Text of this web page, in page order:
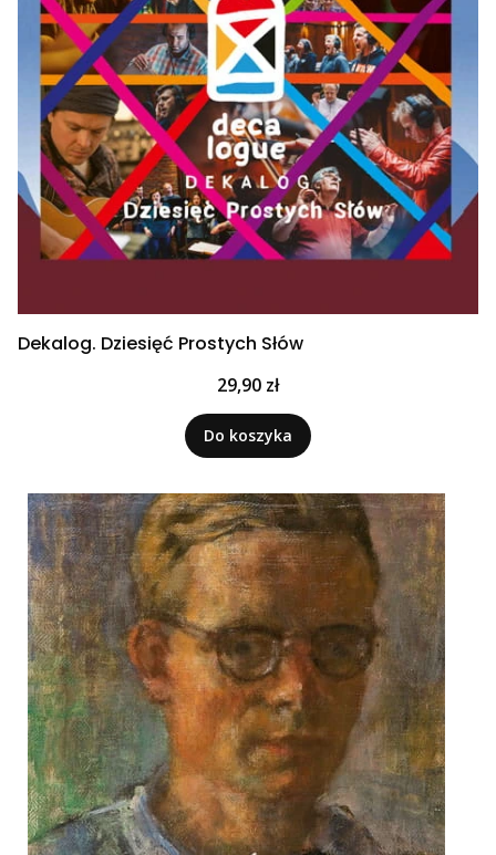
Dekalog. Dziesięć Prostych Słów
Cena
29,90 zł
Do koszyka